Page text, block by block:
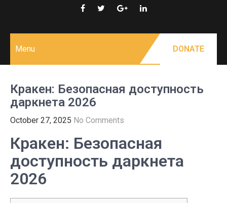
Menu DONATE
Кракен: Безопасная доступность
даркнета 2026
October 27, 2025 No Comments
Кракен: Безопасная
доступность даркнета
2026